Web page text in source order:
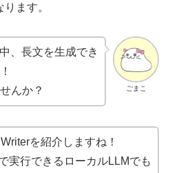
ます。
ごまこ
、長文を生成でき
んか？
を紹介しますね！
実行できるローカルLLMでも